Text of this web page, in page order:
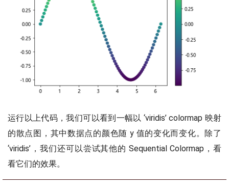
运行以上代码，我们可以看到一幅以 ‘viridis’ colormap 映射
的散点图，其中数据点的颜色随 y 值的变化而变化。除了
‘viridis’，我们还可以尝试其他的 Sequential Colormap，看
看它们的效果。